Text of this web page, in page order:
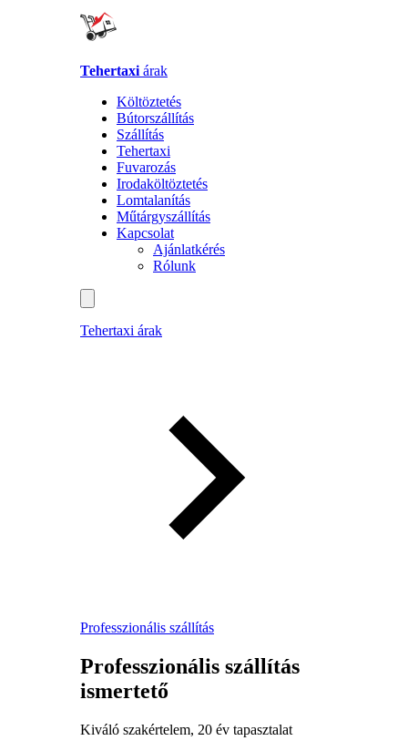
Tehertaxi árak
Költöztetés
Bútorszállítás
Szállítás
Tehertaxi
Fuvarozás
Irodaköltöztetés
Lomtalanítás
Műtárgyszállítás
Kapcsolat
Ajánlatkérés
Rólunk
Tehertaxi árak
Professzionális szállítás
Professzionális szállítás
ismertető
Kiváló szakértelem, 20 év tapasztalat